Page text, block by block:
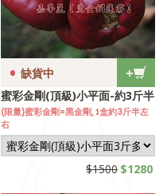
+
• 缺貨中
蜜彩金剛(頂級)小平面-約3斤半
(限量)蜜彩金剛=黑金剛, 1盒約3斤半左
右
$1500 $1280